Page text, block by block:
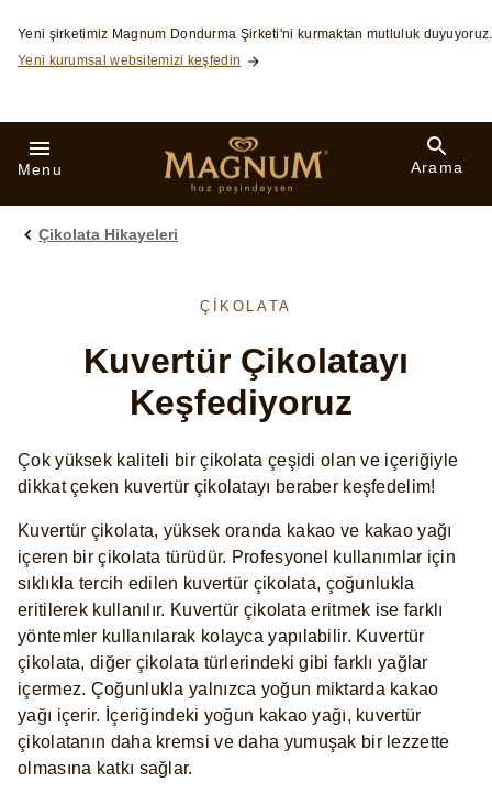
Skip to:
Yeni şirketimiz Magnum Dondurma Şirketi'ni kurmaktan mutluluk duyuyoruz.
Yeni kurumsal websitemizi keşfedin
Menu Arama
Çikolata Hikayeleri
ÇIKOLATA
Kuvertür Çikolatayı
Keşfediyoruz
Çok yüksek kaliteli bir çikolata çeşidi olan ve içeriğiyle
dikkat çeken kuvertür çikolatayı beraber keşfedelim!
Kuvertür çikolata, yüksek oranda kakao ve kakao yağı
içeren bir çikolata türüdür. Profesyonel kullanımlar için
sıklıkla tercih edilen kuvertür çikolata, çoğunlukla
eritilerek kullanılır. Kuvertür çikolata eritmek ise farklı
yöntemler kullanılarak kolayca yapılabilir. Kuvertür
çikolata, diğer çikolata türlerindeki gibi farklı yağlar
içermez. Çoğunlukla yalnızca yoğun miktarda kakao
yağı içerir. İçeriğindeki yoğun kakao yağı, kuvertür
çikolatanın daha kremsi ve daha yumuşak bir lezzette
olmasına katkı sağlar.